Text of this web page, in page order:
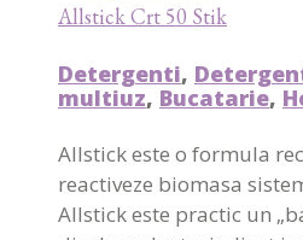
Allstick Crt 50 Stik
Detergenti,
multiuz, Bucatarie,
Allstick este o formula
reactiveze biomasa
Allstick este practic un